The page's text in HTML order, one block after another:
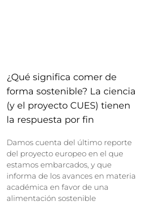
¿Qué significa comer de
forma sostenible? La ciencia
(y el proyecto CUES) tienen
la respuesta por fin
Damos cuenta del último reporte
del proyecto europeo en el que
estamos embarcados, y que
informa de los avances en materia
académica en favor de una
alimentación sostenible